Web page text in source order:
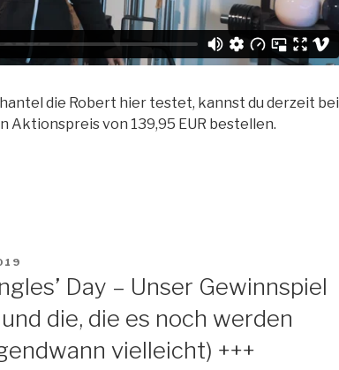
die Robert hier testet, kannst du derzeit bei
Aktionspreis von 139,95 EUR bestellen.
Day – Unser Gewinnspiel
die, die es noch werden
vielleicht) +++